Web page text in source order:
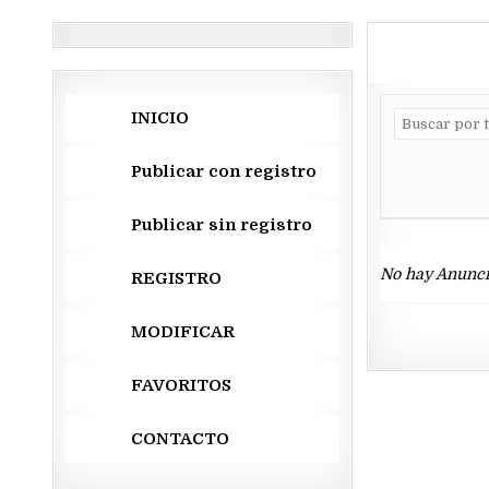
No hay
INICIO
Publicar con registro
Publicar sin registro
REGISTRO
MODIFICAR
FAVORITOS
CONTACTO